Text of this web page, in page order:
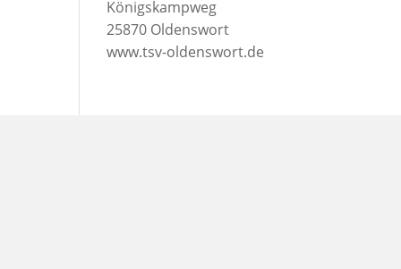
Königskampweg
25870 Oldenswort
www.tsv-oldenswort.de